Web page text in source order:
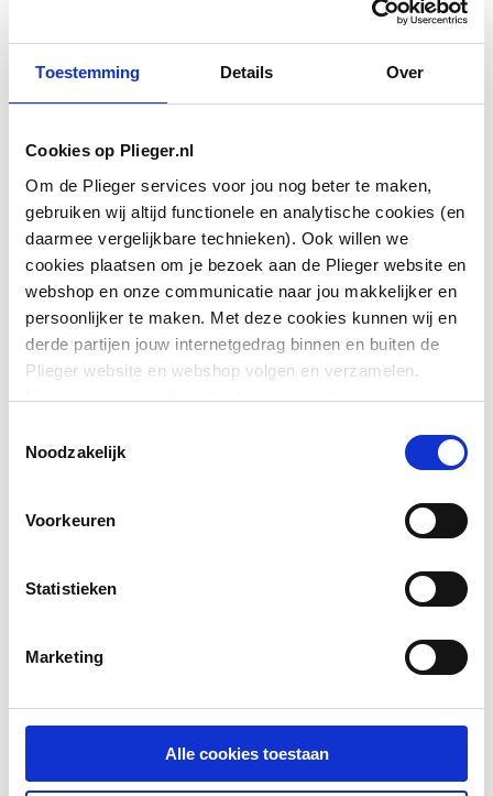
Toestemming Details Over
Cookies op Plieger.nl
Om de Plieger services voor jou nog beter te maken,
gebruiken wij altijd functionele en analytische cookies (en
daarmee vergelijkbare technieken). Ook willen we
cookies plaatsen om je bezoek aan de Plieger website en
webshop en onze communicatie naar jou makkelijker en
persoonlijker te maken. Met deze cookies kunnen wij en
derde partijen jouw internetgedrag binnen en buiten de
Plieger website en webshop volgen en verzamelen.
Hiermee passen wij en derden onze website, app,
We slaan je cookievoorkeur op in je browser.
Noodzakelijk
Voorkeuren
Statistieken
Marketing
Alle cookies toestaan
Kleur Chroom
Diameter afvoerplug 1.1/2"
Diameter overloop Overig
Uitwendige
buisdiameter afvoer
40
afvoerplug
Afvoerpijp draaibaar
Toon meer